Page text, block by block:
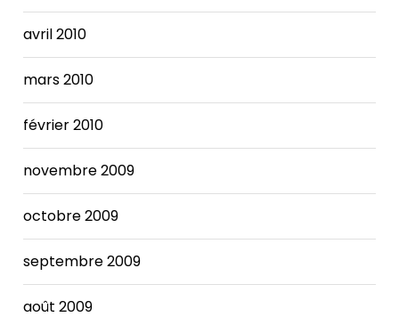
avril 2010
mars 2010
février 2010
novembre 2009
octobre 2009
septembre 2009
août 2009